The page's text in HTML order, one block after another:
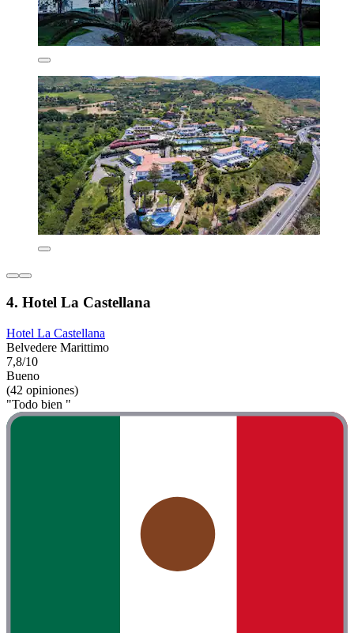
4. Hotel La Castellana
Hotel La Castellana
Belvedere Marittimo
7,8/10
Bueno
(42 opiniones)
"Todo bien "